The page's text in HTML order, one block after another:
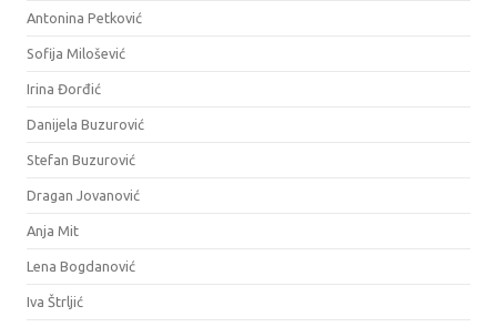
Antonina Petković
Sofija Milošević
Irina Đorđić
Danijela Buzurović
Stefan Buzurović
Dragan Jovanović
Anja Mit
Lena Bogdanović
Iva Štrljić